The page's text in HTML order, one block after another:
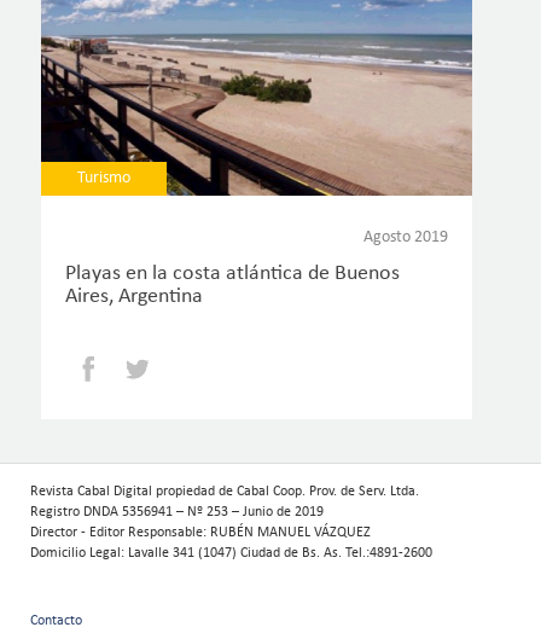
Turismo
Agosto 2019
Playas en la costa atlántica de Buenos
Aires, Argentina
Facebook
Revista Cabal Digital propiedad de Cabal Coop. Prov. de Serv. Ltda.
Registro DNDA 5356941 – Nº 253 – Junio de 2019
Director - Editor Responsable: RUBÉN MANUEL VÁZQUEZ
Domicilio Legal: Lavalle 341 (1047) Ciudad de Bs. As. Tel.:4891-2600
Contacto